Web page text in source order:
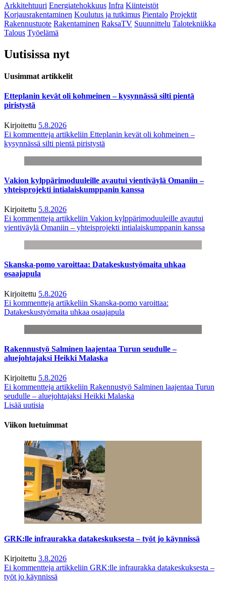
Arkkitehtuuri Energiatehokkuus Infra Kiinteistöt
Korjausrakentaminen Koulutus ja tutkimus Pientalo Projektit
Rakennustuote Rakentaminen RaksaTV Suunnittelu Talotekniikka
Talous Työelämä
Uutisissa nyt
Uusimmat artikkelit
Etteplanin kevät oli kohmeinen – kysynnässä silti pientä
piristystä
Kirjoitettu 5.8.2026
Ei kommentteja artikkeliin Etteplanin kevät oli kohmeinen –
kysynnässä silti pientä piristystä
Vakion kylppärimoduuleille avautui vientiväylä Omaniin –
yhteisprojekti intialaiskumppanin kanssa
Kirjoitettu 5.8.2026
Ei kommentteja artikkeliin Vakion kylppärimoduuleille avautui
vientiväylä Omaniin – yhteisprojekti intialaiskumppanin kanssa
Skanska-pomo varoittaa: Datakeskustyömaita uhkaa
osaajapula
Kirjoitettu 5.8.2026
Ei kommentteja artikkeliin Skanska-pomo varoittaa:
Datakeskustyömaita uhkaa osaajapula
Rakennustyö Salminen laajentaa Turun seudulle –
aluejohtajaksi Heikki Malaska
Kirjoitettu 5.8.2026
Ei kommentteja artikkeliin Rakennustyö Salminen laajentaa Turun
seudulle – aluejohtajaksi Heikki Malaska
Lisää uutisia
Viikon luetuimmat
GRK:lle infraurakka datakeskuksesta – työt jo käynnissä
Kirjoitettu 3.8.2026
Ei kommentteja artikkeliin GRK:lle infraurakka datakeskuksesta –
työt jo käynnissä